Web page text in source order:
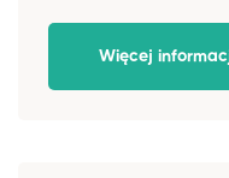
Więcej